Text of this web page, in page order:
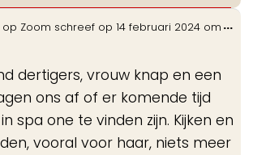
op Zoom schreef op 14 februari 2024 om
dertigers, vrouw knap en een
ons af of er komende tijd
spa one te vinden zijn. Kijken en
vooral voor haar, niets meer
...